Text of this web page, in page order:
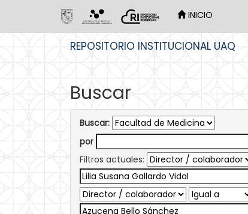
INICIO
REPOSITORIO INSTITUCIONAL UAQ
Buscar
Buscar:
por
Filtros actuales: